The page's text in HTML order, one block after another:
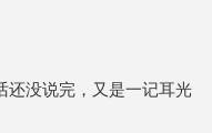
还没说完，又是一记耳光